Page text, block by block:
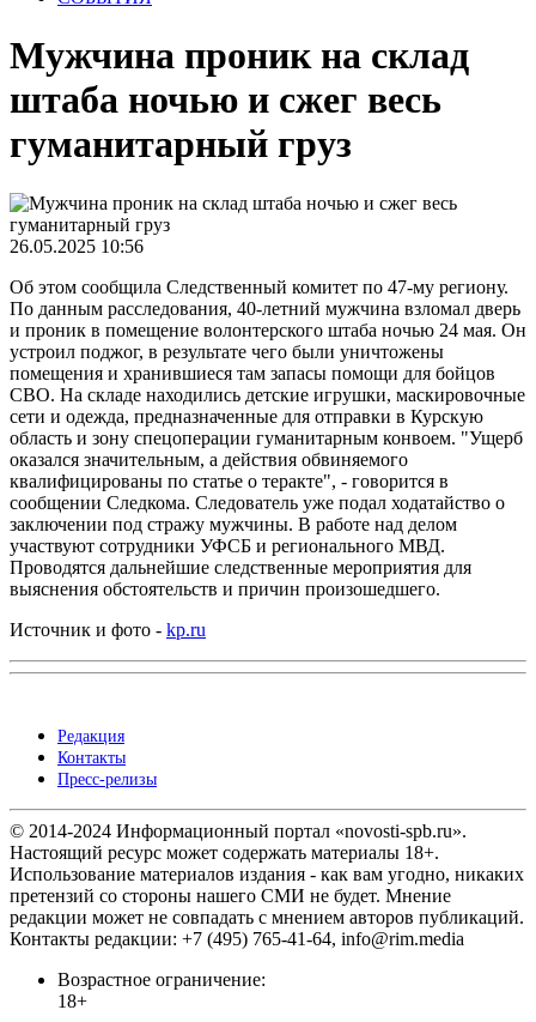
Мужчина проник на склад
штаба ночью и сжег весь
гуманитарный груз
26.05.2025 10:56
Об этом сообщила Следственный комитет по 47-му региону.
По данным расследования, 40-летний мужчина взломал дверь
и проник в помещение волонтерского штаба ночью 24 мая. Он
устроил поджог, в результате чего были уничтожены
помещения и хранившиеся там запасы помощи для бойцов
СВО. На складе находились детские игрушки, маскировочные
сети и одежда, предназначенные для отправки в Курскую
область и зону спецоперации гуманитарным конвоем. "Ущерб
оказался значительным, а действия обвиняемого
квалифицированы по статье о теракте", - говорится в
сообщении Следкома. Следователь уже подал ходатайство о
заключении под стражу мужчины. В работе над делом
участвуют сотрудники УФСБ и регионального МВД.
Проводятся дальнейшие следственные мероприятия для
выяснения обстоятельств и причин произошедшего.
Источник и фото - kp.ru
Редакция
Контакты
Пресс-релизы
© 2014-2024 Информационный портал «novosti-spb.ru».
Настоящий ресурс может содержать материалы 18+.
Использование материалов издания - как вам угодно, никаких
претензий со стороны нашего СМИ не будет. Мнение
редакции может не совпадать с мнением авторов публикаций.
Контакты редакции: +7 (495) 765-41-64, info@rim.media
Возрастное ограничение:
18+